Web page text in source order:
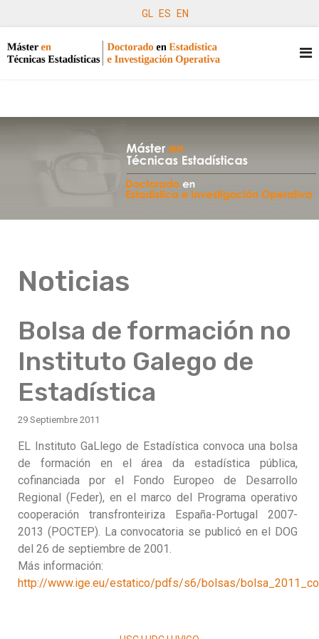
GL ES EN
Noticias
Bolsa de formación no
Instituto Galego de
Estadística
29 Septiembre 2011
EL Instituto GaLlego de Estadística convoca una bolsa
de formación en el área da estadística pública,
cofinanciada por el Fondo Europeo de Desarrollo
Regional (Feder), en el marco del Programa operativo
cooperación transfronteiriza España-Portugal 2007-
2013 (POCTEP). La convocatoria se publicó en el DOG
del 26 de septiembre de 2001.
Más información:
http://www.ige.eu/estatico/pdfs/s6/bolsas/